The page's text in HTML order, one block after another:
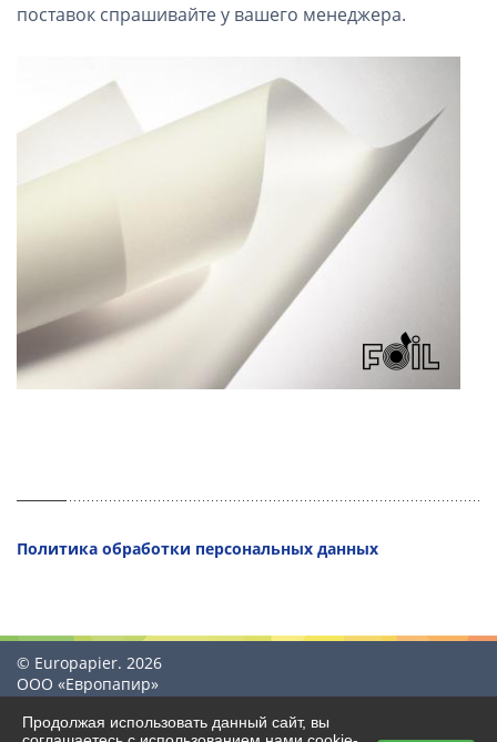
поставок спрашивайте у вашего менеджера.
Политика обработки персональных данных
© Europapier. 2026
ООО «Европапир»
Продолжая использовать данный сайт, вы